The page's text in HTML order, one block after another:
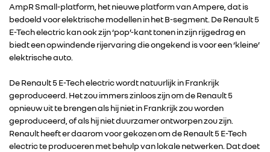
AmpR Small-platform, het nieuwe platform van Ampere, dat is
bedoeld voor elektrische modellen in het B-segment. De Renault 5
E-Tech electric kan ook zijn ‘pop’-kant tonen in zijn rijgedrag en
biedt een opwindende rijervaring die ongekend is voor een ‘kleine’
elektrische auto.
De Renault 5 E-Tech electric wordt natuurlijk in Frankrijk
geproduceerd. Het zou immers zinloos zijn om de Renault 5
opnieuw uit te brengen als hij niet in Frankrijk zou worden
geproduceerd, of als hij niet duurzamer ontworpen zou zijn.
Renault heeft er daarom voor gekozen om de Renault 5 E-Tech
electric te produceren met behulp van lokale netwerken. Dat doet